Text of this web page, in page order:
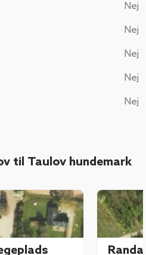
Nej
Nej
Nej
Nej
Nej
til Taulov hundemark